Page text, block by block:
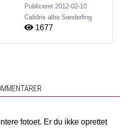
Publiceret 2012-02-10
Calidris alba Sanderling
1677
fotoet. Er du ikke oprettet